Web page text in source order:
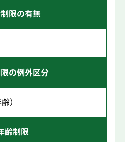
限の有無
の例外区分
）
齢制限